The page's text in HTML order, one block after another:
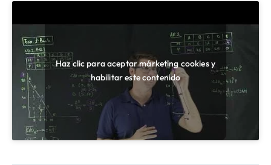
Haz clic para aceptar márketing cookies y
habilitar este contenido